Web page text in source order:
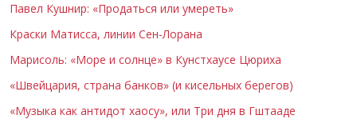
Павел Кушнир: «Продаться или умереть»
Краски Матисса, линии Сен-Лорана
Марисоль: «Море и солнце» в Кунстхаусе Цюриха
«Швейцария, страна банков» (и кисельных берегов)
«Музыка как антидот хаосу», или Три дня в Гштааде